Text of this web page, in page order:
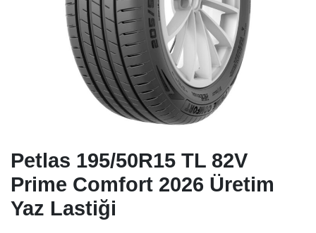
Petlas 195/50R15 TL 82V
Prime Comfort 2026 Üretim
Yaz Lastiği